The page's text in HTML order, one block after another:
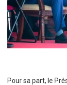
Pour sa part, le